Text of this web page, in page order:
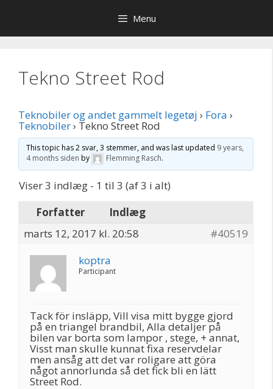
indhold
Menu
Tekno Street Rod
Teknobiler og andet gammelt legetøj › Fora ›
Teknobiler› Tekno Street Rod
This topic has 2 svar, 3 stemmer, and was last updated 9 years,
4 months siden by Flemming Rasch.
Viser 3 indlæg - 1 til 3 (af 3 i alt)
Forfatter
Indlæg
marts 12, 2017 kl. 20:58
#40519
koptra
Participant
Tack för insläpp, Vill visa mitt bygge gjord
på en triangel brandbil, Alla detaljer på
bilen var borta som lampor , stege, + annat,
Visst man skulle kunnat fixa reservdelar
men ansåg att det var roligare att göra
något annorlunda så det fick bli en lätt
Street Rod.